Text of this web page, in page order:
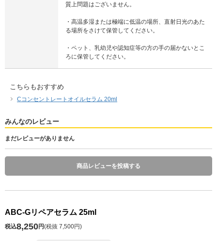
質上問題はございません。
・高温多湿または極端に低温の場所、直射日光のあた
る場所をさけて保管してください。
・ペット、乳幼児や認知症等の方の手の届かないとこ
ろに保管してください。
こちらもおすすめ
Cコンセントレートオイルセラム 20ml
みんなのレビュー
まだレビューがありません
商品レビューを投稿する
ABC-Gリペアセラム 25ml
税込8,250円(税抜 7,500円)